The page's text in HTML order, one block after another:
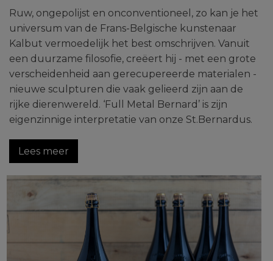
Ruw, ongepolijst en onconventioneel, zo kan je het
universum van de Frans-Belgische kunstenaar
Kalbut vermoedelijk het best omschrijven. Vanuit
een duurzame filosofie, creëert hij - met een grote
verscheidenheid aan gerecupereerde materialen -
nieuwe sculpturen die vaak gelieerd zijn aan de
rijke dierenwereld. ‘Full Metal Bernard’ is zijn
eigenzinnige interpretatie van onze St.Bernardus.
Lees meer